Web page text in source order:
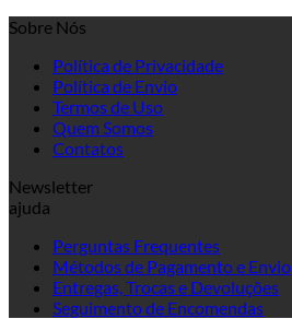
Sobre Nós
Política de Privacidade
Política de Envio
Termos de Uso
Quem Somos
Contatos
Newsletter
ajuda
Perguntas Frequentes
Métodos de Pagamento e Envio
Entregas, Trocas e Devoluções
Seguimento de Encomendas